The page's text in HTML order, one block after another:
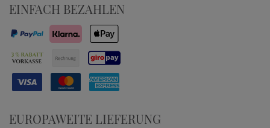
EINFACH BEZAHLEN
EUROPAWEITE LIEFERUNG